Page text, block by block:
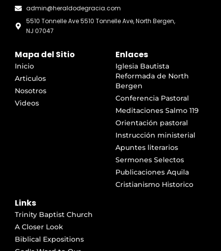
admin@heraldodegracia.com
5510 Tonnelle Ave 5510 Tonnelle Ave, North Bergen,
NJ 07047
Mapa del Sitio
Inicio
Articulos
Nosotros
Videos
Enlaces
Iglesia Bautista
Reformada de North
Bergen
Conferencia Pastoral
Meditaciones Salmo 119
Orientación pastoral
Instrucción ministerial
Apuntes literarios
Sermones Selectos
Publicaciones Aquila
Cristianismo Historico
Links
Trinity Baptist Church
A Closer Look
Biblical Expositions